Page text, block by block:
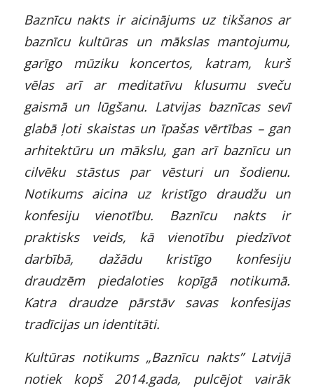
Baznīcu nakts ir aicinājums uz tikšanos ar
baznīcu kultūras un mākslas mantojumu,
garīgo mūziku koncertos, katram, kurš
vēlas arī ar meditatīvu klusumu sveču
gaismā un lūgšanu. Latvijas baznīcas sevī
glabā ļoti skaistas un īpašas vērtības – gan
arhitektūru un mākslu, gan arī baznīcu un
cilvēku stāstus par vēsturi un šodienu.
Notikums aicina uz kristīgo draudžu un
konfesiju vienotību. Baznīcu nakts ir
praktisks veids, kā vienotību piedzīvot
darbībā, dažādu kristīgo konfesiju
draudzēm piedaloties kopīgā notikumā.
Katra draudze pārstāv savas konfesijas
tradīcijas un identitāti.
Kultūras notikums „Baznīcu nakts” Latvijā
notiek kopš 2014.gada, pulcējot vairāk